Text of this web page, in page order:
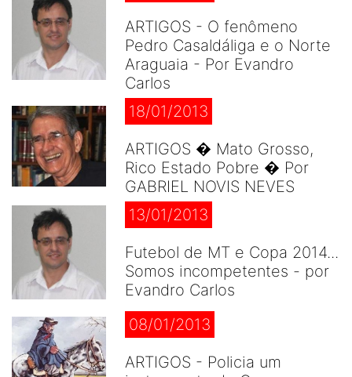
ARTIGOS - O fenômeno
Pedro Casaldáliga e o Norte
Araguaia - Por Evandro
Carlos
18/01/2013
ARTIGOS � Mato Grosso,
Rico Estado Pobre � Por
GABRIEL NOVIS NEVES
13/01/2013
Futebol de MT e Copa 2014...
Somos incompetentes - por
Evandro Carlos
08/01/2013
ARTIGOS - Policia um